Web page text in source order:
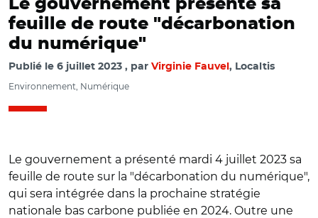
Le gouvernement présente sa
feuille de route "décarbonation
du numérique"
Publié le 6 juillet 2023 par Virginie Fauvel , Localtis
Environnement, Numérique
Le gouvernement a présenté mardi 4 juillet 2023 sa
feuille de route sur la "décarbonation du numérique",
qui sera intégrée dans la prochaine stratégie
nationale bas carbone publiée en 2024. Outre une